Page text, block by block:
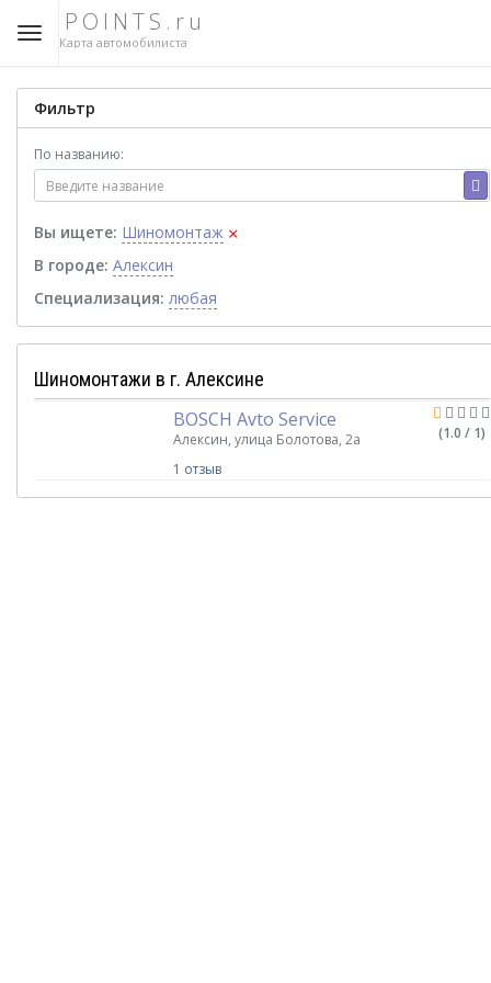
POINTS.ru
Карта автомобилиста
Фильтр
По названию:
Вы ищете: Шиномонтаж ×
В городе: Алексин
Специализация: любая
Шиномонтажи в г. Алексине
(1.0 / 1)
BOSCH Avto Service
Алексин, улица Болотова, 2а
1 отзыв